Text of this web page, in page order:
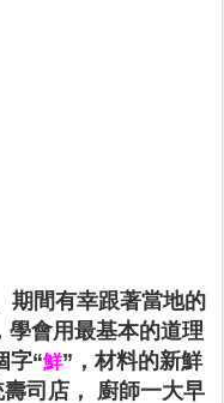
期間有幸跟著當地的
學會用最基本的道理
字“鮮”，材料的新鮮
司店， 廚師一大早